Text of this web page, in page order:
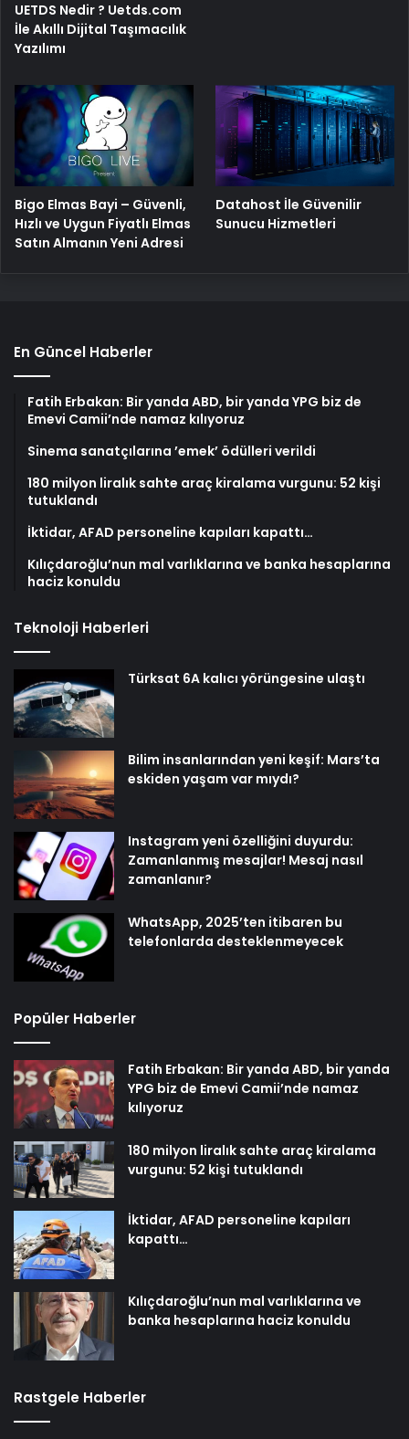
UETDS Nedir ? Uetds.com
İle Akıllı Dijital Taşımacılık
Yazılımı
Bigo Elmas Bayi – Güvenli,
Hızlı ve Uygun Fiyatlı Elmas
Satın Almanın Yeni Adresi
Datahost İle Güvenilir
Sunucu Hizmetleri
En Güncel Haberler
Fatih Erbakan: Bir yanda ABD, bir yanda YPG biz de
Emevi Camii’nde namaz kılıyoruz
Sinema sanatçılarına ’emek’ ödülleri verildi
180 milyon liralık sahte araç kiralama vurgunu: 52 kişi
tutuklandı
İktidar, AFAD personeline kapıları kapattı…
Kılıçdaroğlu’nun mal varlıklarına ve banka hesaplarına
haciz konuldu
Teknoloji Haberleri
Türksat 6A kalıcı yörüngesine ulaştı
Bilim insanlarından yeni keşif: Mars’ta
eskiden yaşam var mıydı?
Instagram yeni özelliğini duyurdu:
Zamanlanmış mesajlar! Mesaj nasıl
zamanlanır?
WhatsApp, 2025’ten itibaren bu
telefonlarda desteklenmeyecek
Popüler Haberler
Fatih Erbakan: Bir yanda ABD, bir yanda
YPG biz de Emevi Camii’nde namaz
kılıyoruz
180 milyon liralık sahte araç kiralama
vurgunu: 52 kişi tutuklandı
İktidar, AFAD personeline kapıları
kapattı…
Kılıçdaroğlu’nun mal varlıklarına ve
banka hesaplarına haciz konuldu
Rastgele Haberler